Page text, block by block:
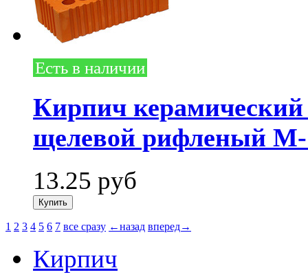
Есть в наличии
Кирпич
щелевой рифленый М-
13.25 руб
1 2 3 4 5 6 7 все сразу ←назад вперед→
Кирпич